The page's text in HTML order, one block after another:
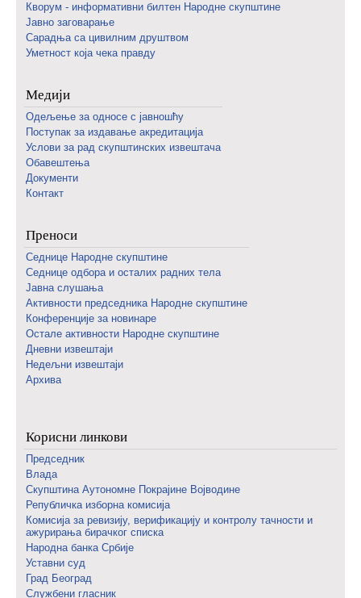
Кворум - информативни билтен Народне скупштине
Јавно заговарање
Сарадња са цивилним друштвом
Уметност која чека правду
Медији
Одељење за односе с јавношћу
Поступак за издавање акредитација
Услови за рад скупштинских извештача
Обавештења
Документи
Контакт
Преноси
Седнице Народне скупштине
Седнице одбора и осталих радних тела
Јавна слушања
Активности председника Народне скупштине
Конференције за новинаре
Oстале активности Народне скупштине
Дневни извештаји
Недељни извештаји
Архива
Корисни линкови
Председник
Влада
Скупштина Аутономне Покрајине Војводине
Републичка изборна комисија
Комисија за ревизију, верификацију и контролу тачности и
ажурирања бирачког списка
Народна банка Србије
Уставни суд
Град Београд
Службени гласник